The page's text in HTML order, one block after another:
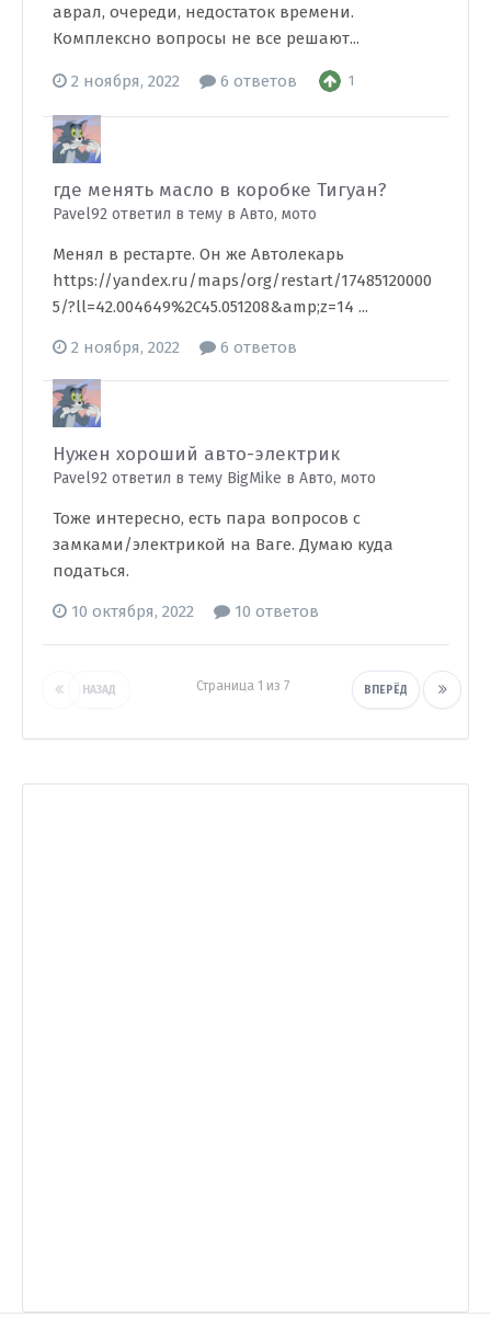
аврал, очереди, недостаток времени.
Комплексно вопросы не все решают...
2 ноября, 2022 6 ответов 1
где менять масло в коробке Тигуан?
Pavel92 ответил в тему в Авто, мото
Менял в рестарте. Он же Автолекарь
https://yandex.ru/maps/org/restart/17485120000
5/?ll=42.004649%2C45.051208&amp;z=14 ...
2 ноября, 2022 6 ответов
Нужен хороший авто-электрик
Pavel92 ответил в тему BigMike в Авто, мото
Тоже интересно, есть пара вопросов с
замками/электрикой на Ваге. Думаю куда
податься.
10 октября, 2022 10 ответов
НАЗАД ВПЕРЁД
Страница 1 из 7